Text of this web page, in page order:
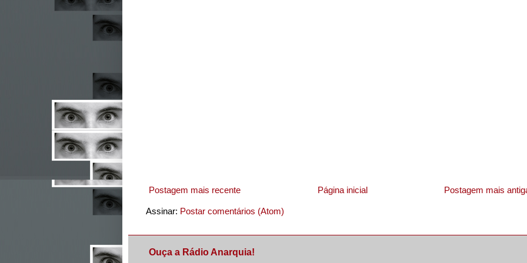
Postagem mais recente Postagem mais
Página inicial
Assinar: Postar comentários (Atom)
Ouça a Rádio Anarquia!